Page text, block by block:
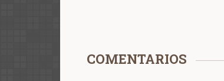
COMENTARIOS